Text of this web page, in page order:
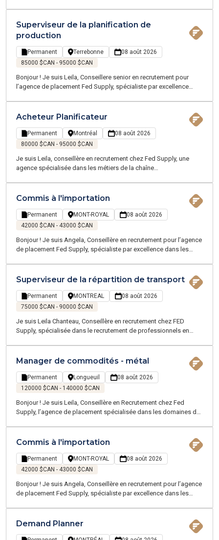
temporaires et permanents sur la Grande Région de Montréal.
Superviseur de la planification de
production
Permanent Terrebonne
08 août 2026
85000 $CAN - 95000 $CAN
Bonjour ! Je suis Leila, Conseillere senior en recrutement pour
l’agence de placement Fed Supply, spécialiste par excellence
emplois temporaires et permanents sur la Grande Région de
Montréal. Notre équipe, experte en Supply Chain et Logistique,
parle votre langage et évolue dans votre univers. Je recrute
actuellement pour un de mes clients, une entreprise
Acheteur Planificateur
Permanent Montréal
08 août 2026
80000 $CAN - 95000 $CAN
Je suis Leila, conseillère en recrutement chez Fed Supply, une
agence spécialisée dans les métiers de la chaîne
opportunités temporaires et permanentes dans la Grande Région
de Montréal. Notre équipe, experte en Supply Chain et Logistique,
parle votre langage et comprend vos enjeux.
Commis à l'importation
Permanent MONT-ROYAL
08 août 2026
42000 $CAN - 43000 $CAN
Bonjour ! Je suis Angela, Conseillère en recrutement pour l’agence
de placement Fed Supply, spécialiste par excellence dans les
temporaires et permanents sur la Grande Région de Montréal.
Superviseur de la répartition de transport
Permanent MONTREAL
08 août 2026
75000 $CAN - 90000 $CAN
Je suis Leila Chanteau, Conseillère en recrutement chez FED
Supply, spécialisée dans le recrutement de professionnels en
sein d’une entreprise du secteur du transport maritime et routier,
reconnue pour la solidité de ses opérations et son environnement
stimulant.
Manager de commodités - métal
Permanent Longueuil
08 août 2026
120000 $CAN - 140000 $CAN
Bonjour ! Je suis Leila, Conseillère en Recrutement chez Fed
Supply, l’agence de placement spécialisée dans les domaines de
temporaires que permanentes dans la Grande Région de
passionnée et familière avec votre univers, évolue dans les
mêmes sphères que vous, pour mieux comprendre vos besoins
Commis à l'importation
Permanent MONT-ROYAL
08 août 2026
42000 $CAN - 43000 $CAN
Bonjour ! Je suis Angela, Conseillère en recrutement pour l’agence
de placement Fed Supply, spécialiste par excellence dans les
temporaires et permanents sur la Grande Région de Montréal.
Demand Planner